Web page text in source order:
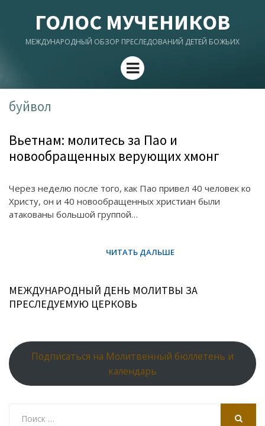
ГОЛОС МУЧЕНИКОВ
МЕЖДУНАРОДНЫЙ ОБЗОР ПРЕСЛЕДОВАНИЙ ДЕТЕЙ БОЖЬИХ
Menu
буйвол
Вьетнам: молитесь за Пао и
новообращенных верующих хмонг
Через неделю после того, как Пао привел 40 человек ко
Христу, он и 40 новообращенных христиан были
атакованы большой группой…
МЕЖДУНАРОДНЫЙ ДЕНЬ МОЛИТВЫ ЗА
ПРЕСЛЕДУЕМУЮ ЦЕРКОВЬ
Подписаться на Молитвенный бюллетень и
календарь